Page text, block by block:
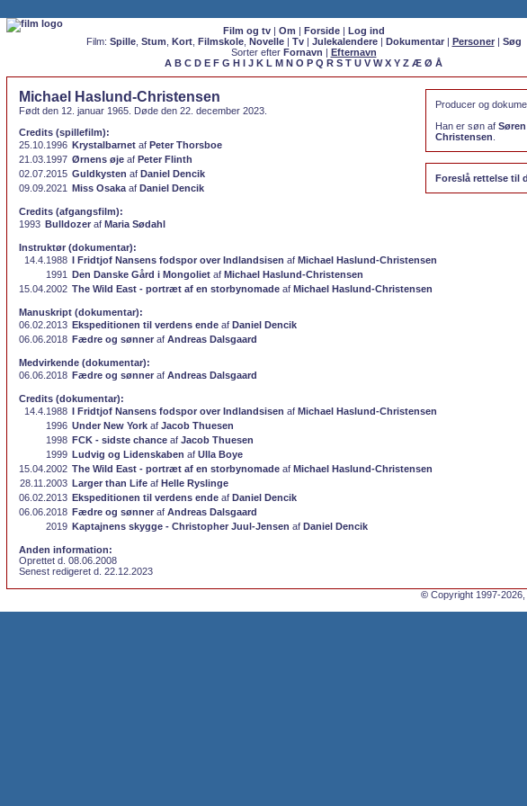
Film og tv| Om | Forside| Log ind
Film: Spille, Stum Kort, Filmskole, Novelle| Tv| Julekalendere| Dokumentar| Personer| Søg
Sorter efter Fornavn | Efternavn
A B C D E F G H I J K L M N O P Q R S T U V WX Y Z Æ Ø Å
Producer og
Han er søn af
Christensen
Foreslå rettelse til
Michael Haslund-Christensen
Født den 12. januar 1965. Døde den 22. december 2023.
Credits (spillefilm):
25.10.1996 Krystalbarnet af Peter Thorsboe
21.03.1997 Ørnens øje af Peter Flinth
02.07.2015 Guldkysten af Daniel Dencik
09.09.2021 Miss Osaka af Daniel Dencik
Credits (afgangsfilm):
1993 Bulldozer af Maria Sødahl
Instruktør (dokumentar):
14.4.1988 I Fridtjof Nansens fodspor over Indlandsisen af Michael Haslund-Christensen
1991 Den Danske Gård i Mongoliet af Michael Haslund-Christensen
15.04.2002 The Wild East - portræt af en storbynomade af Michael Haslund-Christensen
Manuskript (dokumentar):
06.02.2013 Ekspeditionen til verdens ende af Daniel Dencik
06.06.2018 Fædre og sønner af Andreas Dalsgaard
Medvirkende (dokumentar):
06.06.2018 Fædre og sønner af Andreas Dalsgaard
Credits (dokumentar):
14.4.1988 I Fridtjof Nansens fodspor over Indlandsisen af Michael Haslund-Christensen
1996 Under New York af Jacob Thuesen
1998 FCK - sidste chance af Jacob Thuesen
1999 Ludvig og Lidenskaben af Ulla Boye
15.04.2002 The Wild East - portræt af en storbynomade af Michael Haslund-Christensen
28.11.2003 Larger than Life af Helle Ryslinge
06.02.2013 Ekspeditionen til verdens ende af Daniel Dencik
06.06.2018 Fædre og sønner af Andreas Dalsgaard
2019 Kaptajnens skygge - Christopher Juul-Jensen af Daniel Dencik
Anden information:
Oprettet d. 08.06.2008
Senest redigeret d. 22.12.2023
© Copyright 1997-